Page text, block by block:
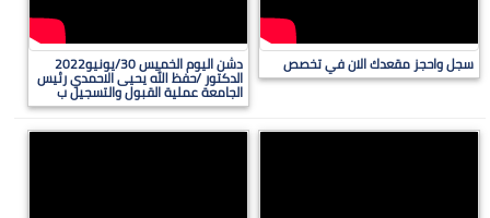
سجل واحجز مقعدك الان في تخصص دشن اليوم الخميس 30/يونيو2022
الدكتور /حفظ الله يحيى الاحمدي رئيس
الجامعة عملية القبول والتسجيل ب